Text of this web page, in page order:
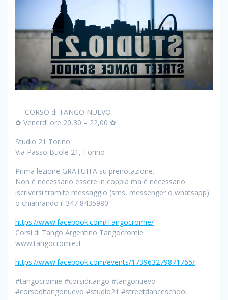
— CORSO di TANGO NUEVO —
✿ Venerdì ore 20,30 – 22,00 ✿
Studio 21 Torino
Via Passo Buole 21, Torino
Prima lezione GRATUITA su prenotazione.
Non è necessario essere in coppia ma è necessario
iscriversi tramite messaggio (sms, messenger o whatsapp)
o chiamando il 347 8435980.
https://www.facebook.com/Tangocromie/
Corsi di Tango Argentino Tangocromie
www.tangocromie.it
https://www.facebook.com/events/173963279871765/
#tangocromie #corsiditango #tangonuevo
#corsoditangonuevo #studio21 #streetdanceschool